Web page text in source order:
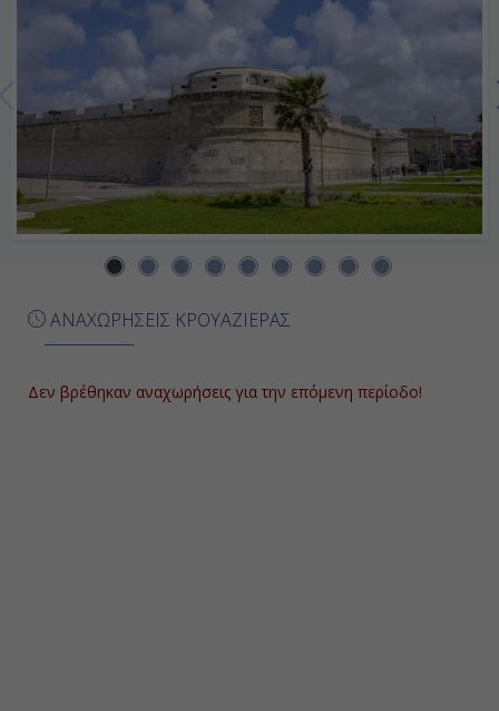
Σαναρί Σιρ Μερ, Γαλλία
07:00
16:00
Ημέρα 8η
ΑΝΑΧΩΡΗΣΕΙΣ ΚΡΟΥΑΖΙΕΡΑΣ
Δεν βρέθηκαν αναχωρήσεις για την επόμενη περίοδο!